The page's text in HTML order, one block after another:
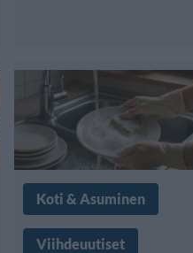
Koti & Asuminen
Viihdeuutiset